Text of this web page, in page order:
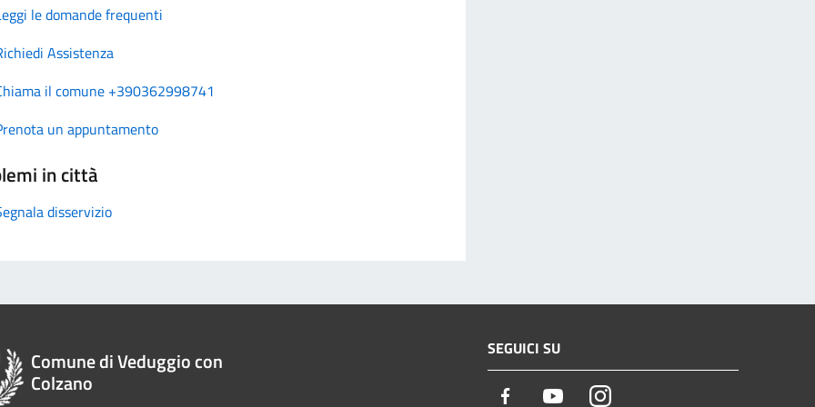
le domande frequenti
Assistenza
il comune +390362998741
un appuntamento
in città
disservizio
Comune di Veduggio con
Colzano
SEGUICI SU
Facebook YoutubeInstagram